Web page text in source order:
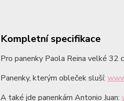
Kompletní specifikace
Pro panenky Paola Reina velké 32
Panenky, kterým obleček sluší:
A také jde panenkám Antonio Juan: